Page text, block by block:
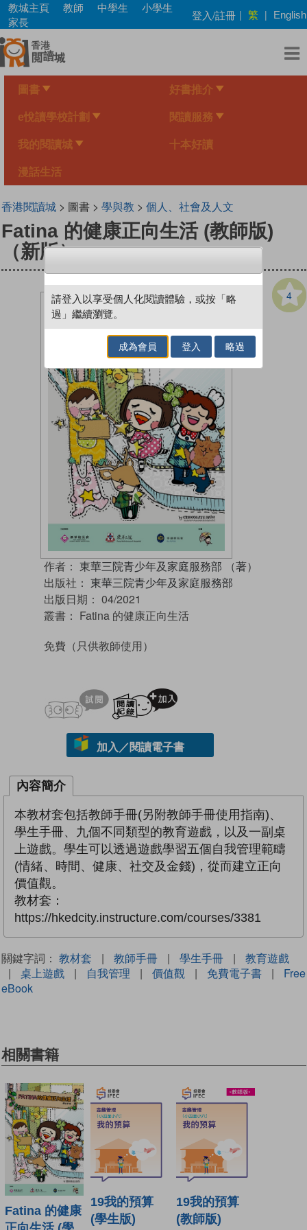
Skip
main
content
教城主頁 教師 中學生
小學生
家長
登入/註冊 | 繁 | English
圖書 好書推介
e悅讀學校計劃 閱讀服務
我的閱讀城 十本好讀
漫話生活
香港閱讀城> 圖書 > 學與教 > 個人、社會及人文
Fatina 的健康正向生活 (教師版)
（新版）
4
作者： 東華三院青少年及家庭服務部 （著）
出版社： 東華三院青少年及家庭服務部
出版日期： 04/2021
叢書： Fatina 的健康正向生活
免費 （只供教師使用）
試閲
加入／閱讀電子書
內容簡介
本教材套包括教師手冊(另附教師手冊使用指南)、
學生手冊、九個不同類型的教育遊戲，以及一副桌
上遊戲。學生可以透過遊戲學習五個自我管理範疇
(情緒、時間、健康、社交及金錢)，從而建立正向
價值觀。
教材套：
https://hkedcity.instructure.com/courses/3381
關鍵字詞： 教材套 | 教師手冊 | 學生手冊 |
教育遊戲
|
桌上遊戲 | 自我管理 | 價值觀 | 免費電子書 |
Free
eBook
相關書籍
Fatina 的健康
19我的預算
(學生版)
19我的預算
(教師版)
請登入以享受個人化閱讀體驗，或按「略
過」繼續瀏覽。
成為會員 登入 略過